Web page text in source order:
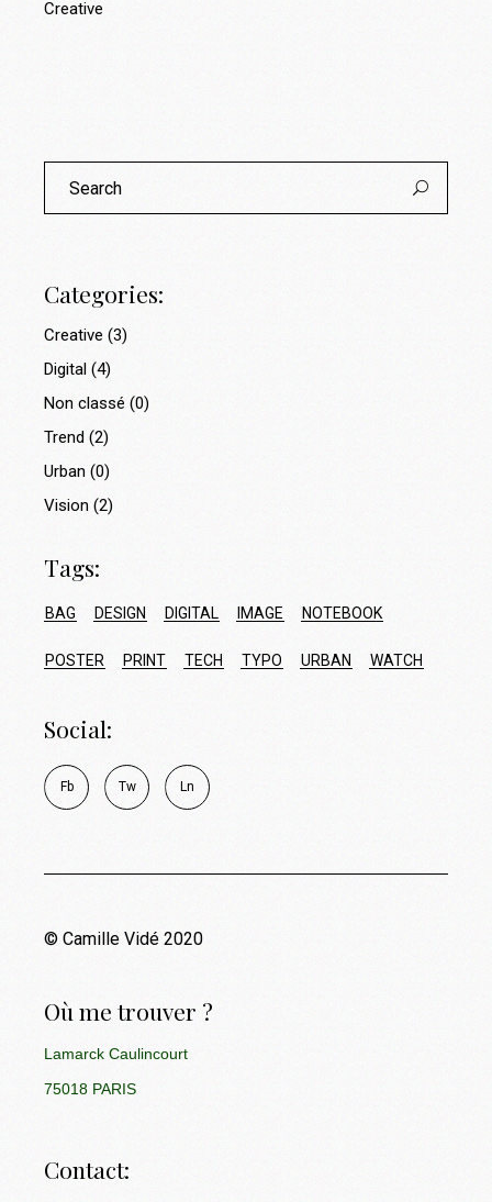
Creative
Search
Categories:
Creative (3)
Digital (4)
Non classé (0)
Trend (2)
Urban (0)
Vision (2)
Tags:
BAG DESIGN DIGITAL IMAGE NOTEBOOK
POSTER PRINT TECH TYPO URBAN WATCH
Social:
Fb Tw Ln
© Camille Vidé 2020
Où me trouver ?
Lamarck Caulincourt
75018 PARIS
Contact: